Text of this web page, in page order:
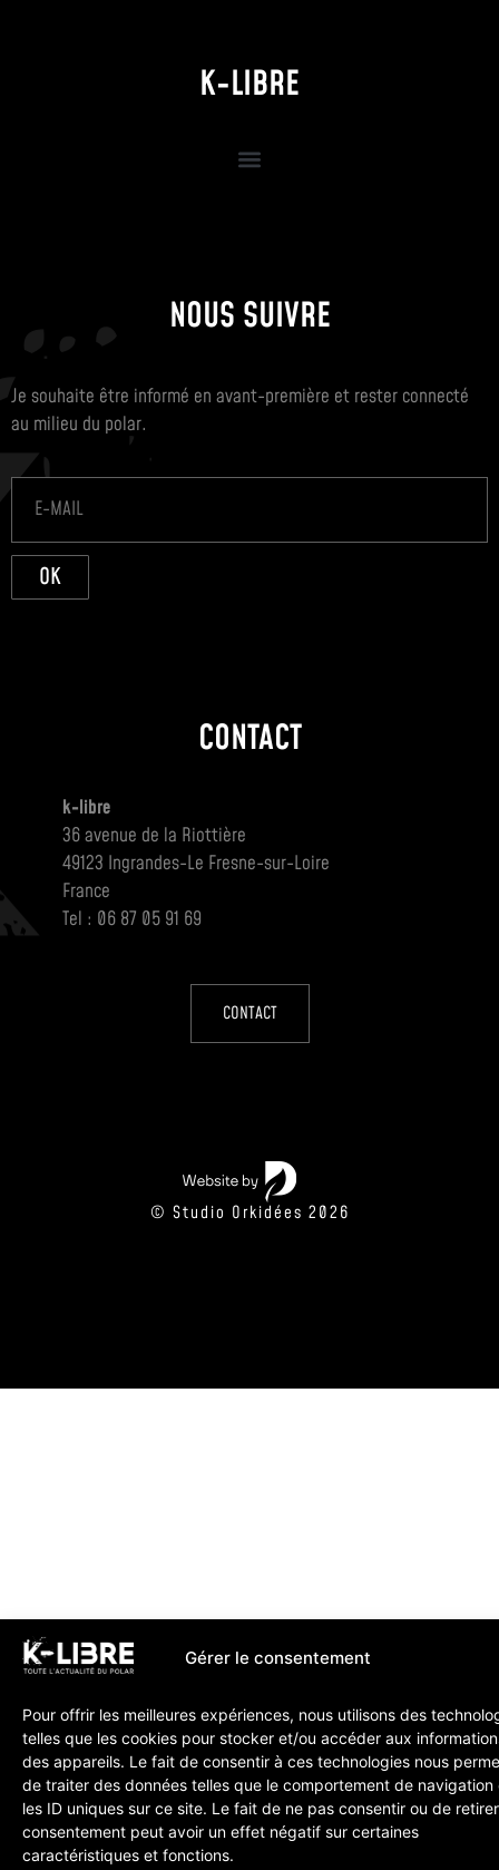
Gérer le consentement
Pour offrir les meilleures expériences, nous utilisons des
telles que les cookies pour stocker et/ou accéder aux
des appareils. Le fait de consentir à ces technologies nous
de traiter des données telles que le comportement de navigation
les ID uniques sur ce site. Le fait de ne pas consentir ou de
consentement peut avoir un effet négatif sur certaines
caractéristiques et fonctions.
K-LIBRE
NOUS SUIVRE
Je souhaite être informé en avant-première et rester connecté
au milieu du polar.
OK
CONTACT
k-libre
36 avenue de la Riottière
49123 Ingrandes-Le Fresne-sur-Loire
France
Tel : 06 87 05 91 69
CONTACT
© Studio Orkidées 2026